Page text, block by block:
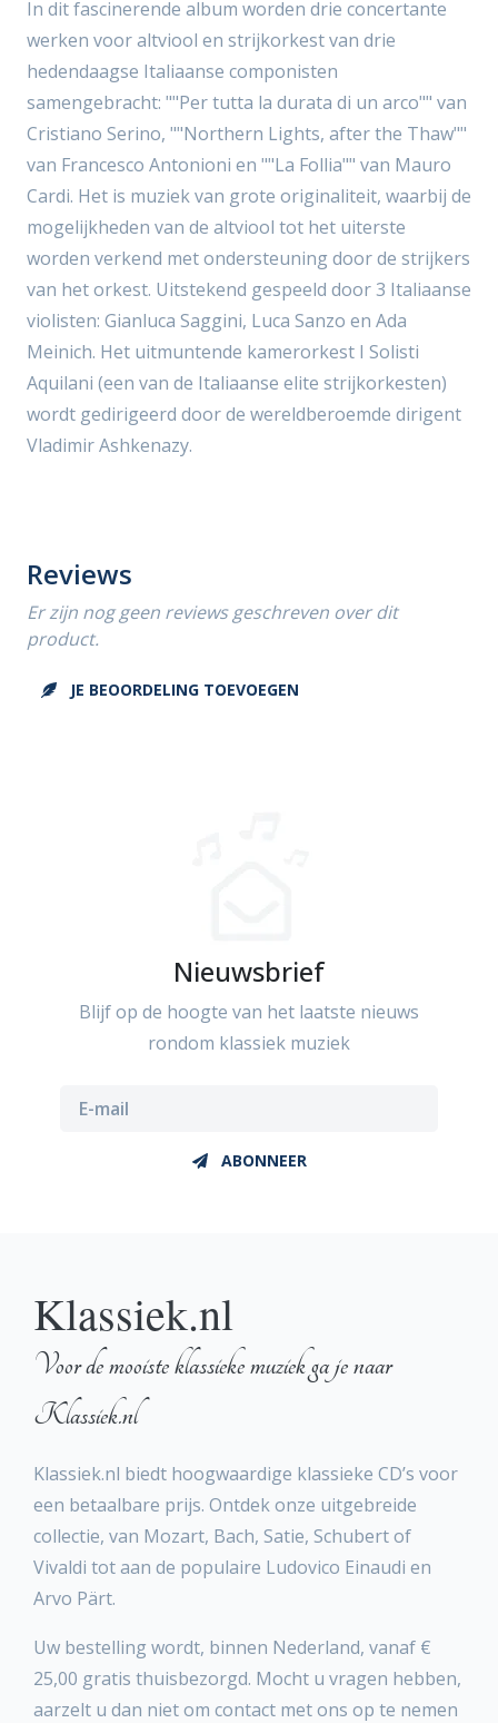
In dit fascinerende album worden drie concertante
werken voor altviool en strijkorkest van drie
hedendaagse Italiaanse componisten
samengebracht: ""Per tutta la durata di un arco"" van
Cristiano Serino, ""Northern Lights, after the Thaw""
van Francesco Antonioni en ""La Follia"" van Mauro
Cardi. Het is muziek van grote originaliteit, waarbij de
mogelijkheden van de altviool tot het uiterste
worden verkend met ondersteuning door de strijkers
van het orkest. Uitstekend gespeeld door 3 Italiaanse
violisten: Gianluca Saggini, Luca Sanzo en Ada
Meinich. Het uitmuntende kamerorkest I Solisti
Aquilani (een van de Italiaanse elite strijkorkesten)
wordt gedirigeerd door de wereldberoemde dirigent
Vladimir Ashkenazy.
Reviews
Er zijn nog geen reviews geschreven over dit
product.
JE BEOORDELING TOEVOEGEN
Nieuwsbrief
Blijf op de hoogte van het laatste nieuws
rondom klassiek muziek
ABONNEER
Klassiek.nl
Voor de mooiste klassieke muziek ga je naar
Klassiek.nl
Klassiek.nl biedt hoogwaardige klassieke CD’s voor
een betaalbare prijs. Ontdek onze uitgebreide
collectie, van Mozart, Bach, Satie, Schubert of
Vivaldi tot aan de populaire Ludovico Einaudi en
Arvo Pärt.
Uw bestelling wordt, binnen Nederland, vanaf €
25,00 gratis thuisbezorgd. Mocht u vragen hebben,
aarzelt u dan niet om contact met ons op te nemen